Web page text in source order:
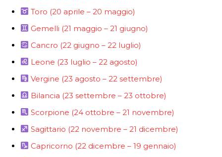
Toro (20 aprile – 20 maggio)
Gemelli (21 maggio – 21 giugno)
Cancro (22 giugno – 22 luglio)
Leone (23 luglio – 22 agosto)
Vergine (23 agosto – 22 settembre)
Bilancia (23 settembre – 23 ottobre)
Scorpione (24 ottobre – 21 novembre)
Sagittario (22 novembre – 21 dicembre)
Capricorno (22 dicembre – 19 gennaio)